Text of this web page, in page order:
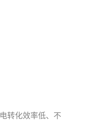
电转化效率低、不